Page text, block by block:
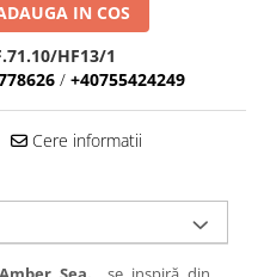
IN COS
HF13/1
/ +40755424249
Cere informatii